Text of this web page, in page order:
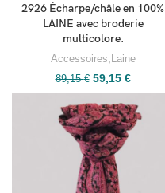
2926 Écharpe/châle en 100%
LAINE avec broderie
multicolore.
Accessoires Laine
89,15€ 59,15 €